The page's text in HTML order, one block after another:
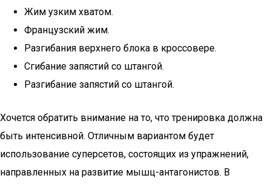
Жим узким хватом.
Французский жим.
Разгибания верхнего блока в кроссовере.
Сгибание запястий со штангой.
Разгибание запястий со штангой.
Хочется обратить внимание на то, что тренировка должна
быть интенсивной. Отличным вариантом будет
использование суперсетов, состоящих из упражнений,
направленных на развитие мышц-антагонистов. В